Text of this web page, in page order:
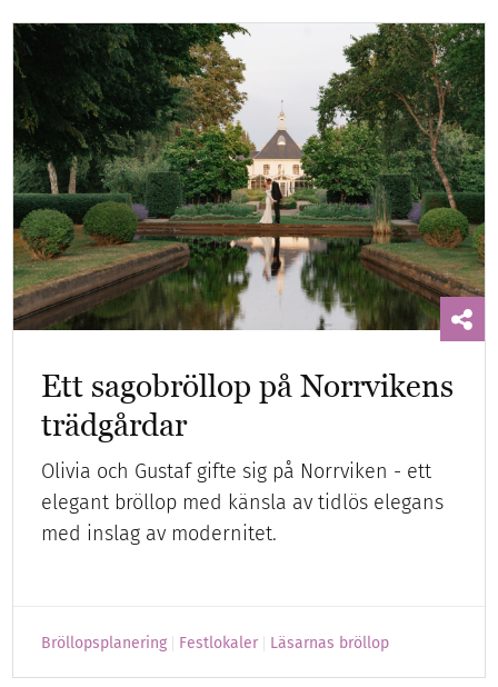
Ett sagobröllop på Norrvikens
trädgårdar
Olivia och Gustaf gifte sig på Norrviken - ett
elegant bröllop med känsla av tidlös elegans
med inslag av modernitet.
Bröllopsplanering Festlokaler Läsarnas bröllop